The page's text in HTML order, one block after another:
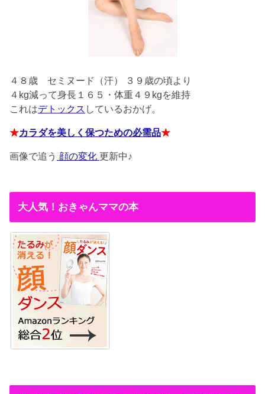
４８歳 セミヌード（汗） ３９歳の頃より
４kg減って身長１６５・体重４９kgを維持
これはデトックス しているおかげ。
★カラダを美しく保つための必需品★
画像で追う 顔の変化 更新中♪
大人気！おきゃんママの本